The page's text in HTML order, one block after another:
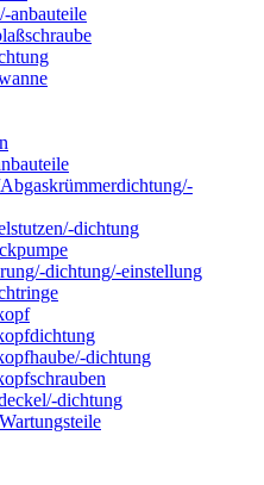
anbauteile
dichtung
dichtung/-einstellung
dichtung
dichtung